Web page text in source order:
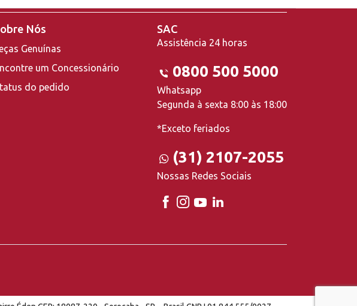
Nós
Genuínas
um Concessionário
do pedido
SAC
Assistência 24 horas
0800 500 5000
Whatsapp
Segunda à sexta 8:00 às 18:00
*Exceto feriados
(31) 2107-2055
Nossas Redes Sociais